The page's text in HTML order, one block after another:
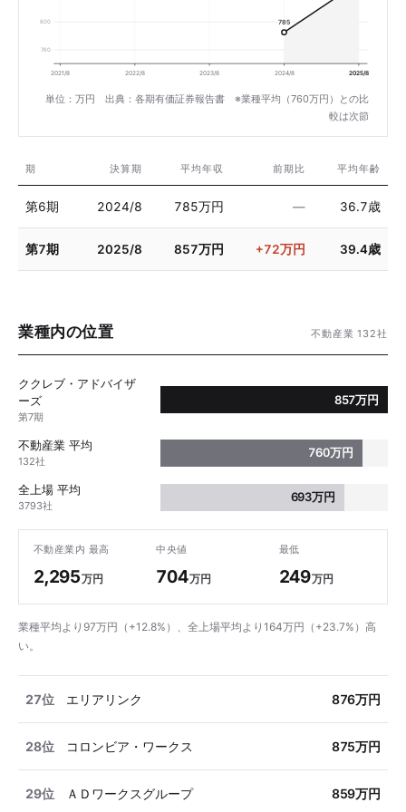
800
760
785
2021/8 2022/8 2023/8 2024/8 2025/8
単位：万円 出典：各期有価証券報告書 ※業種平均（760万円）との比
較は次節
期 決算期 平均年収 前期比 平均年齢
第6期 2024/8 785万円 — 36.7歳
第7期 2025/8 857万円 +72万円 39.4歳
業種内の位置 不動産業 132社
ククレブ・アドバイザ
ーズ
第7期
857万円
不動産業 平均
132社
760万円
全上場 平均
3793社
693万円
不動産業内 最高
2,295万円
中央値
704万円
最低
249万円
業種平均より97万円（+12.8%）、全上場平均より164万円（+23.7%）高
い。
27位 エリアリンク 876万円
28位 コロンビア・ワークス 875万円
29位 ＡＤワークスグループ 859万円